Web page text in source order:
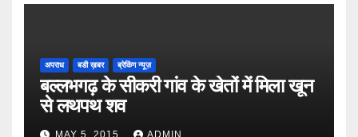
अपराध बडी ख़बर ब्रेकिंग न्यूज़
बल्लभगढ़ के सीकरी गांव के खेतों में मिला खून
से लथपथ शव